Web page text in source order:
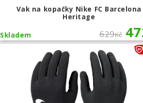
Vak na kopačky Nike FC Barcelona
Heritage
629Kč
Skladem